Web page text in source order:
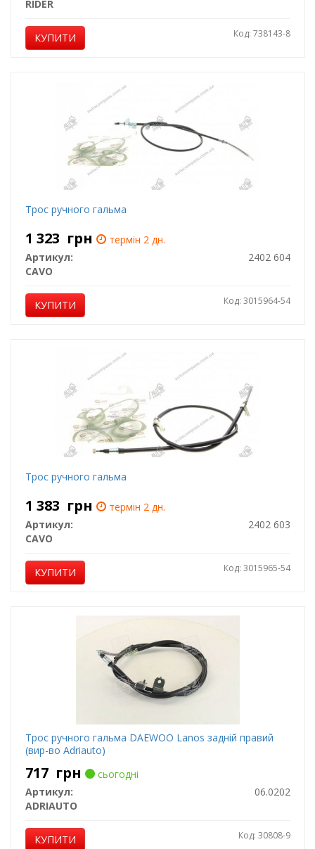
RIDER
КУПИТИ Код: 738143-8
Трос ручного гальма
1 323 грн
термін 2 дн.
Артикул:
2402 604
CAVO
КУПИТИ Код: 3015964-54
Трос ручного гальма
1 383 грн
термін 2 дн.
Артикул:
2402 603
CAVO
КУПИТИ Код: 3015965-54
Трос ручного гальма DAEWOO Lanos задній правий
(вир-во Adriauto)
717 грн
сьогодні
Артикул:
06.0202
ADRIAUTO
КУПИТИ Код: 30808-9